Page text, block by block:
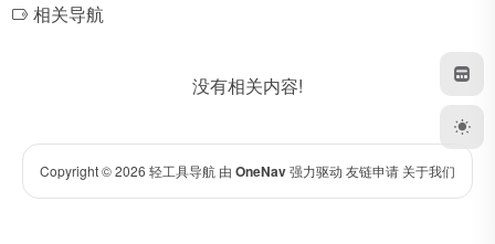
相关导航
没有相关内容!
Copyright © 2026 轻工具导航 由 OneNav强力驱动 友链申请 关于我们